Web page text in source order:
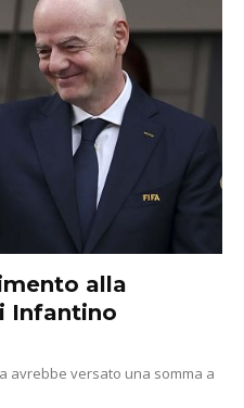
alla
Infantino
avrebbe versato una somma a